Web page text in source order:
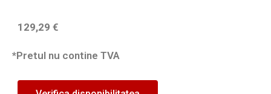
129,29 €
*Pretul nu contine TVA